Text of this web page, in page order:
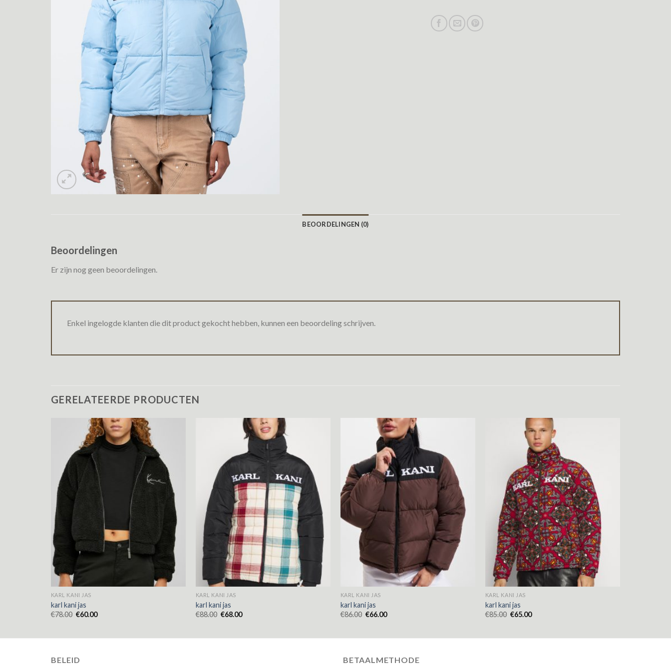
BEOORDELINGEN (0)
Beoordelingen
Er zijn nog geen beoordelingen.
Enkel ingelogde klanten die dit product gekocht hebben, kunnen een beoordeling schrijven.
GERELATEERDE PRODUCTEN
KARL KANI JAS
karl kani jas
€78.00 €60.00
KARL KANI JAS
karl kani jas
€88.00 €68.00
KARL KANI JAS
karl kani jas
€86.00 €66.00
KARL KANI JAS
karl kani jas
€85.00 €65.00
BELEID BETAALMETHODE